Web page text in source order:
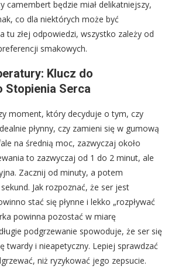
camembert będzie miał delikatniejszy,
co dla niektórych może być
tu złej odpowiedzi, wszystko zależy od
smakowych.
Klucz do
Stopienia Serca
moment, który decyduje o tym, czy
płynny, czy zamieni się w gumową
na średnią moc, zazwyczaj około
to zazwyczaj od 1 do 2 minut, ale
Zacznij od minuty, a potem
Jak rozpoznać, że ser jest
stać się płynne i lekko „rozpływać
powinna pozostać w miarę
podgrzewanie spowoduje, że ser się
twardy i nieapetyczny. Lepiej sprawdzać
niż ryzykować jego zepsucie.